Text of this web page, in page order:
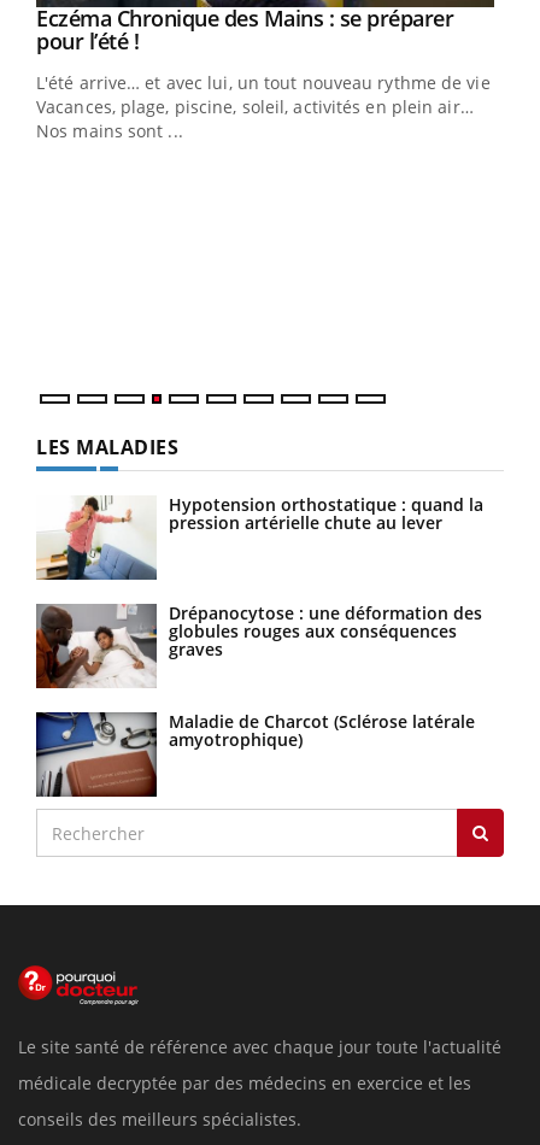
Youtube
Eczéma Chronique des Mains : se préparer
pour l’été !Youtube
L'été arrive… et avec lui, un tout nouveau rythme de vie !
Vacances, plage, piscine, soleil, activités en plein air…
Nos mains sont ...
LES MALADIES
Hypotension orthostatique : quand la
pression artérielle chute au lever
Drépanocytose : une déformation des
globules rouges aux conséquences
graves
Maladie de Charcot (Sclérose latérale
amyotrophique)
Le site santé de référence avec chaque jour toute l'actualité
médicale decryptée par des médecins en exercice et les
conseils des meilleurs spécialistes.